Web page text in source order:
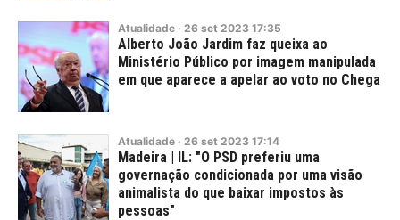
Atualidade · 26 set 2023 17:35
Alberto João Jardim faz queixa ao
Ministério Público por imagem manipulada
em que aparece a apelar ao voto no Chega
Atualidade · 26 set 2023 17:14
Madeira | IL: "O PSD preferiu uma
governação condicionada por uma visão
animalista do que baixar impostos às
pessoas"